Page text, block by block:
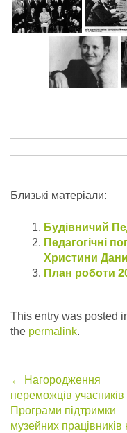
Близькі матеріали:
Будівничий
Педагогічні
Христини
План роботи
This entry was posted
the permalink.
Post
navigation
← Нагородження
переможців учасників
Програми підтримки
музейних працівників